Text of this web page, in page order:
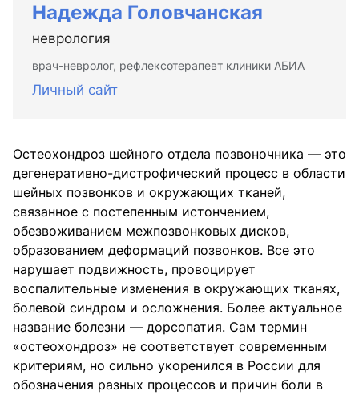
Надежда Головчанская
неврология
врач-невролог, рефлексотерапевт клиники АБИА
Личный сайт
Остеохондроз шейного отдела позвоночника — это
дегенеративно-дистрофический процесс в области
шейных позвонков и окружающих тканей,
связанное с постепенным истончением,
обезвоживанием межпозвонковых дисков,
образованием деформаций позвонков. Все это
нарушает подвижность, провоцирует
воспалительные изменения в окружающих тканях,
болевой синдром и осложнения. Более актуальное
название болезни — дорсопатия. Сам термин
«остеохондроз» не соответствует современным
критериям, но сильно укоренился в России для
обозначения разных процессов и причин боли в